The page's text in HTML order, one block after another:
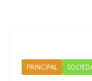
PRINCIPAL